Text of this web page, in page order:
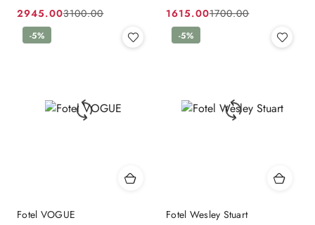
Cena
promocyjna:
2945.00
Cena
przed
3100.00
Cena
promocyjna:
1615.00
Cena
przed
1700.00
Fotel VOGUE
-5%
Fotel Wesley Stuart
-5%